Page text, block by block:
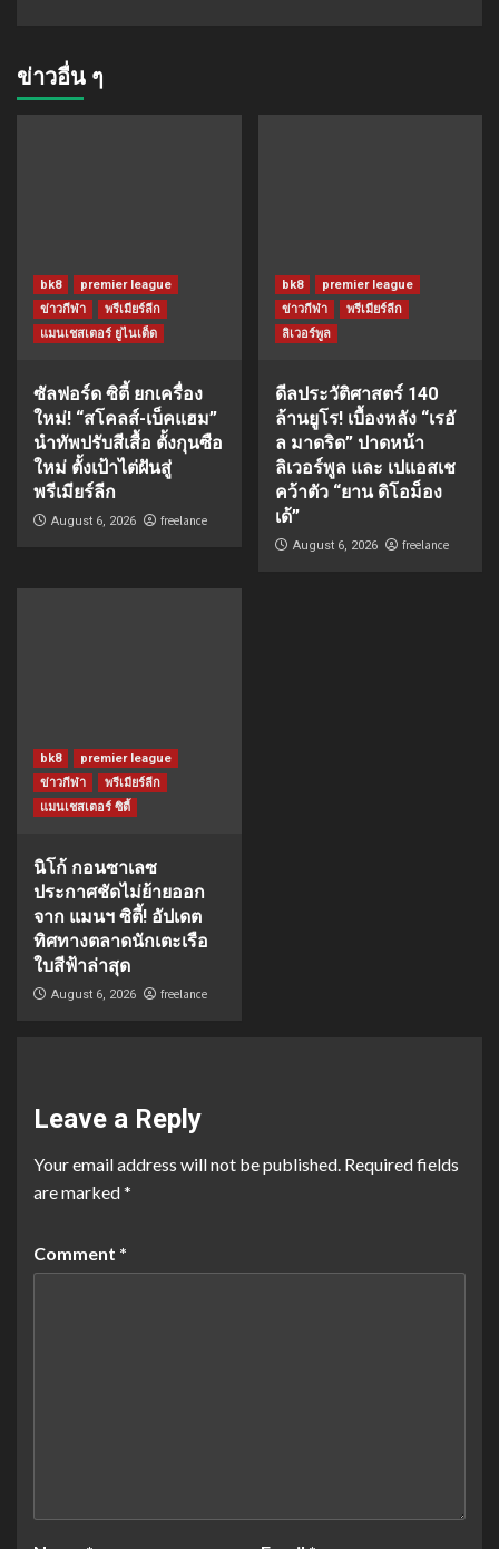
ข่าวอื่น ๆ
bk8
premier league
ข่าวกีฬา
พรีเมียร์ลีก
แมนเชสเตอร์ ยูไนเต็ด
ซัลฟอร์ด ซิตี้ ยกเครื่อง
ใหม่! “สโคลส์-เบ็คแฮม”
นำทัพปรับสีเสื้อ ตั้งกุนซือ
ใหม่ ตั้งเป้าไต่ฝันสู่
พรีเมียร์ลีก
August 6, 2026 freelance
bk8
premier league
ข่าวกีฬา
พรีเมียร์ลีก
ลิเวอร์พูล
ดีลประวัติศาสตร์ 140
ล้านยูโร! เบื้องหลัง “เรอั
ล มาดริด” ปาดหน้า
ลิเวอร์พูล และ เปแอสเช
คว้าตัว “ยาน ดิโอม็อง
เด้”
August 6, 2026 freelance
bk8
premier league
ข่าวกีฬา
พรีเมียร์ลีก
แมนเชสเตอร์ ซิตี้
นิโก้ กอนซาเลซ
ประกาศชัดไม่ย้ายออก
จาก แมนฯ ซิตี้! อัปเดต
ทิศทางตลาดนักเตะเรือ
ใบสีฟ้าล่าสุด
August 6, 2026 freelance
Leave a Reply
Your email address will not be published. Required fields
are marked*
Comment *